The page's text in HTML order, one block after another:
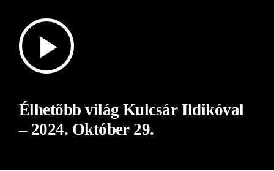
play_arrow
Élhetőbb világ Kulcsár Ildikóval
– 2024. Október 29.